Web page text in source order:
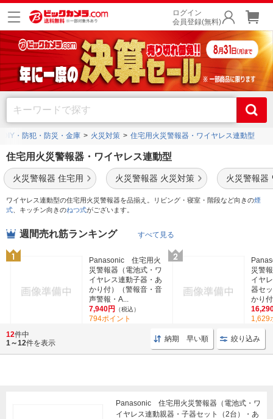
ログイン
会員登録(無料)
DIY・防犯・防災・金庫 火災対策 住宅用火災警報器・ワイヤレス連動型
住宅用火災警報器・ワイヤレス連動型
火災警報器 住宅用 火災警報器 火災対策 火災警報器
ワイヤレス連動型の住宅用火災警報器を品揃え。リビング・寝室・階段など向きの煙
式 、キッチン向きのねつ式がございます。
週間売れ筋ランキング すべて見る
Panasonic 住宅用火
災警報器（電池式・ワ
イヤレス連動子器・あ
かり付）（警報音・音
声警報・A...
7,940円
（税込）
794ポイント
災警
イヤ
器セ
かり
1,629
12件中
1～12件を表示 納期 早い順 絞り込み
Panasonic 住宅用火災警報器（電池式・ワ
イヤレス連動親器・子器セット（2台）・あ